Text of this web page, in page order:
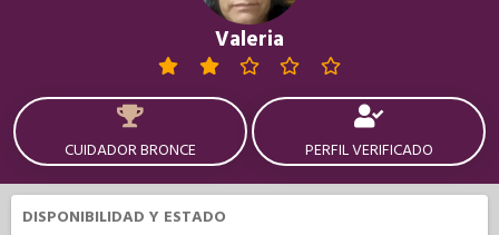
Valeria
CUIDADOR BRONCE PERFIL VERIFICADO
DISPONIBILIDAD Y ESTADO